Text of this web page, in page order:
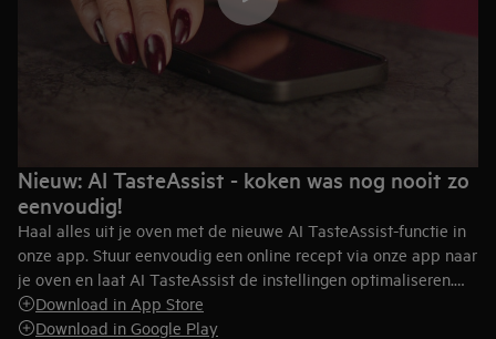
Nieuw: AI TasteAssist - koken was nog nooit zo
eenvoudig!
Haal alles uit je oven met de nieuwe AI TasteAssist-functie in
onze app. Stuur eenvoudig een online recept via onze app naar
je oven en laat AI TasteAssist de instellingen optimaliseren.
Denk aan de functie, temperatuur, bereidingstijd en
voorverwarmen – allemaal afgestemd om jouw gerecht perfect
Download in App Store
Download in Google Play